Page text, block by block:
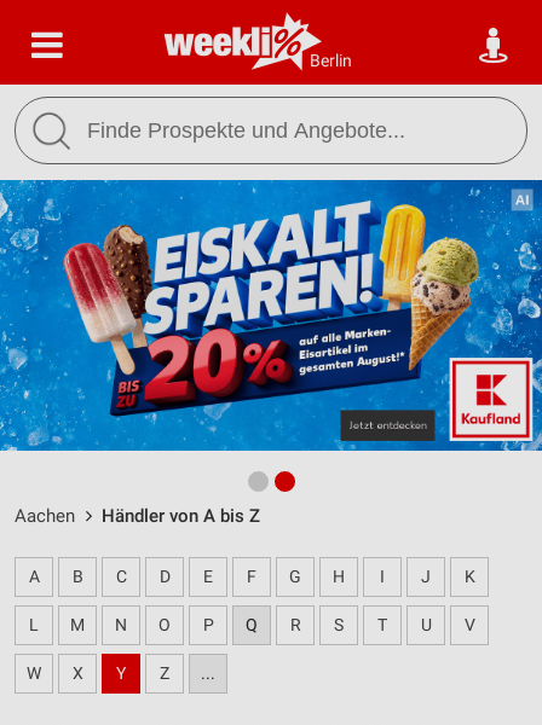
Berlin
Aachen Händler von A bis Z
A B C D E F G H I J K
L M N O P Q R S T U V
W X Y Z ...